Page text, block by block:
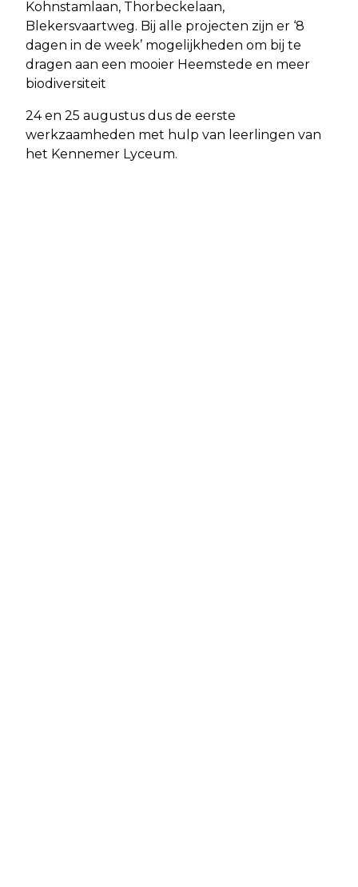
Kohnstamlaan, Thorbeckelaan,
Blekersvaartweg. Bij alle projecten zijn er ‘8
dagen in de week’ mogelijkheden om bij te
dragen aan een mooier Heemstede en meer
biodiversiteit
24 en 25 augustus dus de eerste
werkzaamheden met hulp van leerlingen van
het Kennemer Lyceum.